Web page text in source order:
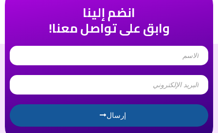
انضم إلينا
وابق على تواصل معنا!
Name
Email
إرسال